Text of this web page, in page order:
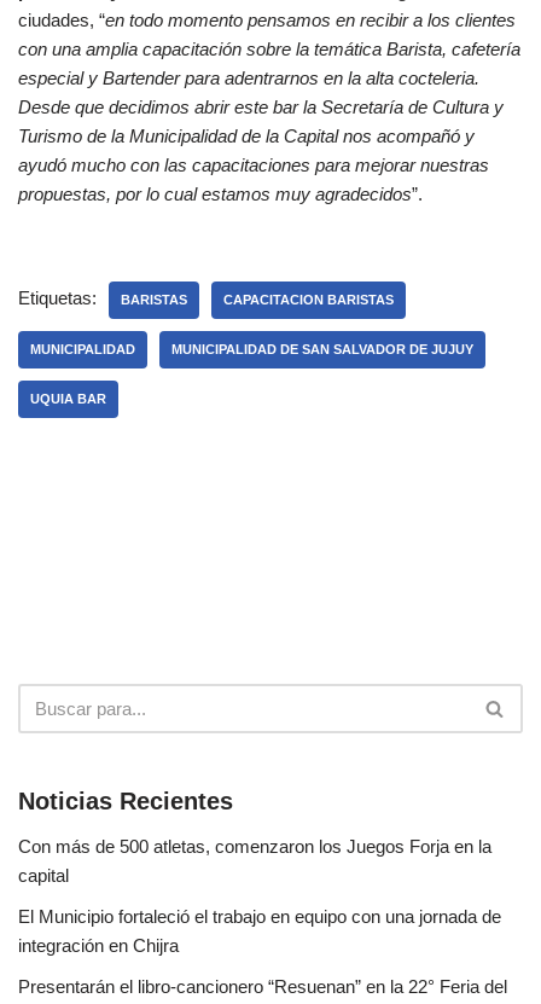
ciudades, “en todo momento pensamos en recibir a los clientes
con una amplia capacitación sobre la temática Barista, cafetería
especial y Bartender para adentrarnos en la alta cocteleria.
Desde que decidimos abrir este bar la Secretaría de Cultura y
Turismo de la Municipalidad de la Capital nos acompañó y
ayudó mucho con las capacitaciones para mejorar nuestras
propuestas, por lo cual estamos muy agradecidos”.
Etiquetas: BARISTAS CAPACITACION BARISTAS
MUNICIPALIDAD MUNICIPALIDAD DE SAN SALVADOR DE JUJUY
UQUIA BAR
Noticias Recientes
Con más de 500 atletas, comenzaron los Juegos Forja en la
capital
El Municipio fortaleció el trabajo en equipo con una jornada de
integración en Chijra
Presentarán el libro-cancionero “Resuenan” en la 22° Feria del